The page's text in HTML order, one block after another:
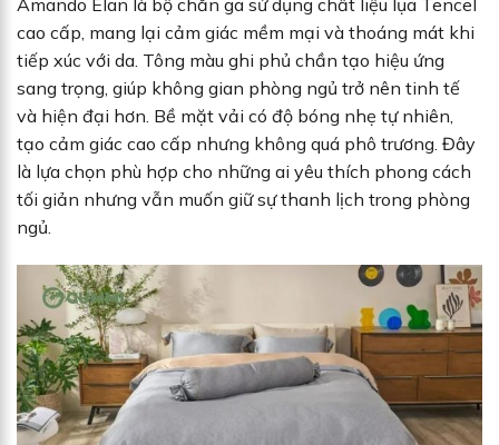
Amando Élan là bộ chăn ga sử dụng chất liệu lụa Tencel
cao cấp, mang lại cảm giác mềm mại và thoáng mát khi
tiếp xúc với da. Tông màu ghi phủ chần tạo hiệu ứng
sang trọng, giúp không gian phòng ngủ trở nên tinh tế
và hiện đại hơn. Bề mặt vải có độ bóng nhẹ tự nhiên,
tạo cảm giác cao cấp nhưng không quá phô trương. Đây
là lựa chọn phù hợp cho những ai yêu thích phong cách
tối giản nhưng vẫn muốn giữ sự thanh lịch trong phòng
ngủ.